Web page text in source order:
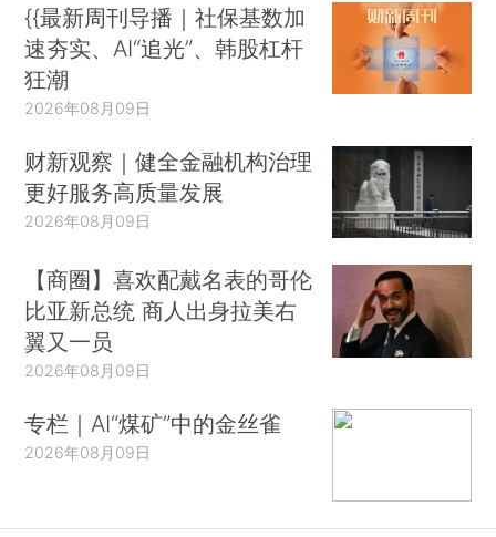
{{最新周刊导播｜社保基数加
速夯实、AI“追光”、韩股杠杆
狂潮
2026年08月09日
财新观察｜健全金融机构治理
更好服务高质量发展
2026年08月09日
【商圈】喜欢配戴名表的哥伦
比亚新总统 商人出身拉美右
翼又一员
2026年08月09日
专栏｜AI“煤矿”中的金丝雀
2026年08月09日